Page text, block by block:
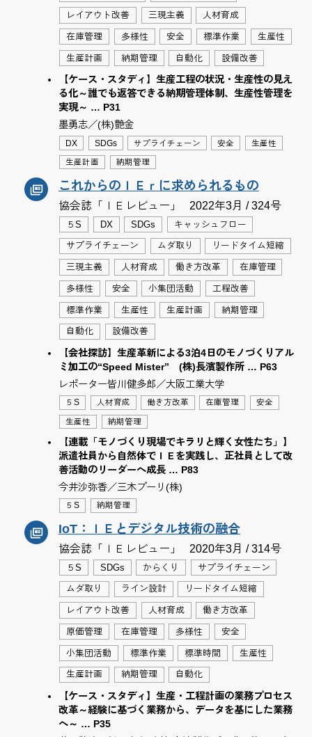
レイアウト改善 三現主義 人材育成
在庫管理 多様性 安全 標準作業 生産性
生産計画 納期管理 自動化 設備改善
【ケース・スタディ】生産工程の状況・生産性の見え
る化～誰でも返答できる納期管理体制、生産性管理を
実現～ … P31
墨勇志／(株)艶金
DX SDGs サプライチェーン 安全 生産性
生産計画 納期管理
これからのＩＥｒに求められるもの
協会誌「ＩＥレビュー」 2022年3月 / 324号
５S DX SDGs キャッシュフロー
サプライチェーン ムダ取り リードタイム短縮
三現主義 人材育成 働き方改革 在庫管理
多様性 安全 小集団活動 工程改善
標準作業 生産性 生産計画 納期管理
自動化 設備改善
【会社探訪】生産革新による3泊4日のモノづくりアル
ミ加工の“Speed Mister” (株)長濱製作所 … P63
レポーター皆川健多郎／大阪工業大学
５S 人材育成 働き方改革 在庫管理 安全
生産性 納期管理
【連載「モノづくり現場でキラリと輝く女性たち」】
派遣社員から自然体でＩＥを実践し、正社員として改
善活動のリーダーへ成長 … P83
今井沙弥香／三木プーリ(株)
５S 納期管理
IoT：ＩＥとデジタル技術の融合
協会誌「ＩＥレビュー」 2020年3月 / 314号
５S SDGs からくり サプライチェーン
ムダ取り ライン設計 リードタイム短縮
レイアウト改善 人材育成 働き方改革
原価管理 在庫管理 多様性 安全
小集団活動 標準作業 標準時間 生産性
生産計画 納期管理 自動化
【ケース・スタディ】生産・工程計画の業務プロセス
改革～経験に基づく業務から、データを基にした業務
へ～ … P35